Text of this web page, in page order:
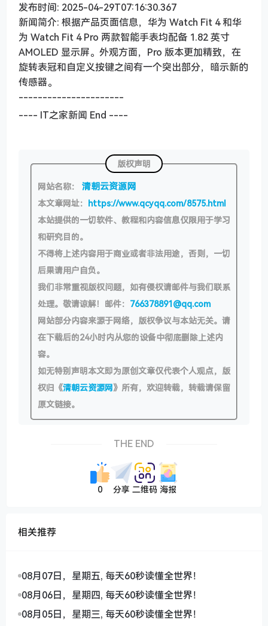
发布时间: 2025-04-29T07:16:30.367
新闻简介: 根据产品页面信息，华为 Watch Fit 4 和华
为 Watch Fit 4 Pro 两款智能手表均配备 1.82 英寸
AMOLED 显示屏。外观方面，Pro 版本更加精致，在
旋转表冠和自定义按键之间有一个突出部分，暗示新的
传感器。
----------------------
---- IT之家新闻 End ----
版权声明
网站名称： 清朝云资源网
本文章网址： https://www.qcyqq.com/8575.html
本站提供的一切软件、教程和内容信息仅限用于学习
和研究目的。
不得将上述内容用于商业或者非法用途，否则，一切
后果请用户自负。
我们非常重视版权问题，如有侵权请邮件与我们联系
处理。敬请谅解！邮件： 766378891@qq.com
网站部分内容来源于网络，版权争议与本站无关。请
在下载后的24小时内从您的设备中彻底删除上述内
容。
如无特别声明本文即为原创文章仅代表个人观点，版
权归《清朝云资源网》所有，欢迎转载，转载请保留
原文链接。
THE END
0 分享 二维码 海报
相关推荐
08月07日，星期五, 每天60秒读懂全世界！
08月06日，星期四, 每天60秒读懂全世界！
08月05日，星期三, 每天60秒读懂全世界！